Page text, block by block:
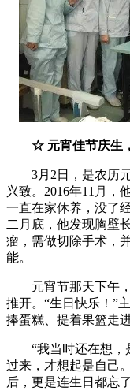
☆ 元宵佳节庆生
3月2日，是农历元
兴致。2016年11月，
一直在家休养，没了
二月底，他发现胸壁
瘤，需做切除手术，
能。
元宵节那天下午，
推开。“生日快乐！”
捧蛋糕、提着果篮走进
“我当时还在想，
过来，才想起是自己
后，更是连生日都忘